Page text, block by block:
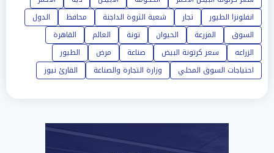
انفلونزا الطيور
تجار شعبة الثروة الداجنة محافظ
الدول
السوق
المزرعة الحيوان تونة العالم
القاهرة
الزراعه
سعر كرتونة البيض صناعة مرض
الطيور
احتياجات السوق المحلي
وزارة التجارة والصناعة القارئ نيوز